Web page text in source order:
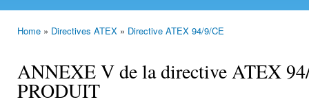
Home » Directives ATEX » Directive ATEX 94/9/CE
ANNEXE V de la directive ATEX
PRODUIT